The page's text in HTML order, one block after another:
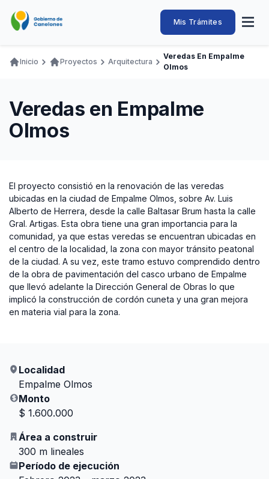
contenido
Intendencia
Canelones
Abrir
Navegación
Mis Trámites
Ingresar
Llamados Laborales
Adquisiciones
Ruta
navegación
Inicio Proyectos Arquitectura
Veredas En Empalme
Olmos
Veredas en Empalme
Olmos
El proyecto consistió en la renovación de las veredas
ubicadas en la ciudad de Empalme Olmos, sobre Av. Luis
Alberto de Herrera, desde la calle Baltasar Brum hasta la calle
Gral. Artigas. Esta obra tiene una gran importancia para la
comunidad, ya que estas veredas se encuentran ubicadas en
el centro de la localidad, la zona con mayor tránsito peatonal
de la ciudad. A su vez, este tramo estuvo comprendido dentro
de la obra de pavimentación del casco urbano de Empalme
que llevó adelante la Dirección General de Obras lo que
implicó la construcción de cordón cuneta y una gran mejora
en materia vial para la zona.
Localidad
Empalme Olmos
Monto
$ 1.600.000
Área a construir
300 m lineales
Período de ejecución